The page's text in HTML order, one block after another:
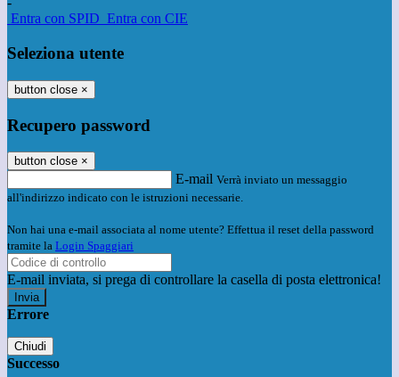
Entra con SPID Entra con CIE
Seleziona utente
button close ×
Recupero password
button close ×
E-mail Verrà inviato un messaggio
all'indirizzo indicato con le istruzioni necessarie.
Non hai una e-mail associata al nome utente? Effettua il reset della password
tramite la Login Spaggiari
E-mail inviata, si prega di controllare la casella di posta elettronica!
Errore
Chiudi
Successo